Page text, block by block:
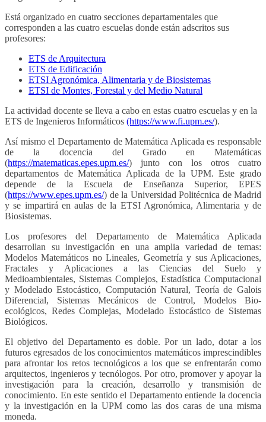
Está organizado en cuatro secciones departamentales que
corresponden a las cuatro escuelas donde están adscritos sus
profesores:
ETS de Arquitectura
ETS de Edificación
ETSI Agronómica, Alimentaria y de Biosistemas
ETSI de Montes, Forestal y del Medio Natural
La actividad docente se lleva a cabo en estas cuatro escuelas y en la
ETS de Ingenieros Informáticos (https://www.fi.upm.es/).
Así mismo el Departamento de Matemática Aplicada es responsable
de la docencia del Grado en Matemáticas
(https://matematicas.epes.upm.es/) junto con los otros cuatro
departamentos de Matemática Aplicada de la UPM. Este grado
depende de la Escuela de Enseñanza Superior, EPES
(https://www.epes.upm.es/) de la Universidad Politécnica de Madrid
y se impartirá en aulas de la ETSI Agronómica, Alimentaria y de
Biosistemas.
Los profesores del Departamento de Matemática Aplicada
desarrollan su investigación en una amplia variedad de temas:
Modelos Matemáticos no Lineales, Geometría y sus Aplicaciones,
Fractales y Aplicaciones a las Ciencias del Suelo y
Medioambientales, Sistemas Complejos, Estadística Computacional
y Modelado Estocástico, Computación Natural, Teoría de Galois
Diferencial, Sistemas Mecánicos de Control, Modelos Bio-
ecológicos, Redes Complejas, Modelado Estocástico de Sistemas
Biológicos.
El objetivo del Departamento es doble. Por un lado, dotar a los
futuros egresados de los conocimientos matemáticos imprescindibles
para afrontar los retos tecnológicos a los que se enfrentarán como
arquitectos, ingenieros y tecnólogos. Por otro, promover y apoyar la
investigación para la creación, desarrollo y transmisión de
conocimiento. En este sentido el Departamento entiende la docencia
y la investigación en la UPM como las dos caras de una misma
moneda.